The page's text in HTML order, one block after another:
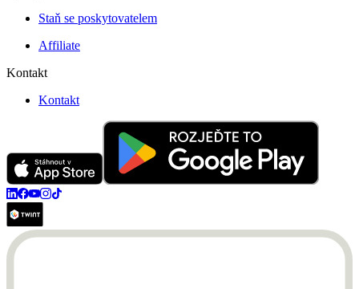
Staň se poskytovatelem
Affiliate
Kontakt
Kontakt